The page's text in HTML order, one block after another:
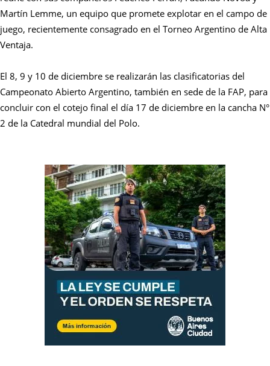
Martín Lemme, un equipo que promete explotar en el campo de
juego, recientemente consagrado en el Torneo Argentino de Alta
Ventaja.
El 8, 9 y 10 de diciembre se realizarán las clasificatorias del
Campeonato Abierto Argentino, también en sede de la FAP, para
concluir con el cotejo final el día 17 de diciembre en la cancha N°
2 de la Catedral mundial del Polo.